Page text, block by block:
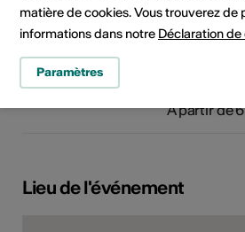
Domaine
Type
À partir de
Lieu de l'événement
matière de cookies. Vous trouverez de
informations dans notre Déclaration
Paramètres